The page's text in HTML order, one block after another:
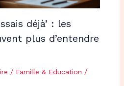
déjà’ : les
plus d’entendre
/ Famille & Education /